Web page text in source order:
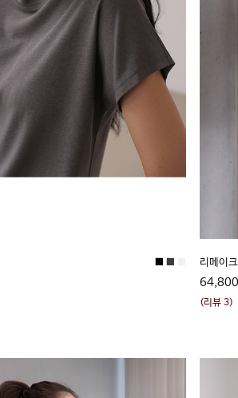
■ ■ 리메이
(리뷰 3)